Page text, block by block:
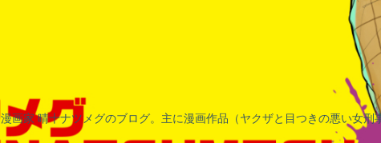
漫画家 晴十ナツメグのブログ。主に漫画作品（ヤクザと目つきの悪い女